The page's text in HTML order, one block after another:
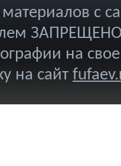
с
на
на сайт